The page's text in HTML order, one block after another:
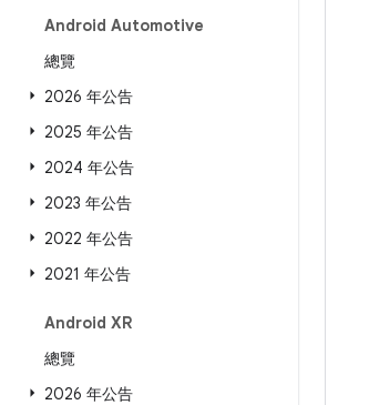
Android Automotive
總覽
2026 年公告
2025 年公告
2024 年公告
2023 年公告
2022 年公告
2021 年公告
Android XR
總覽
2026 年公告